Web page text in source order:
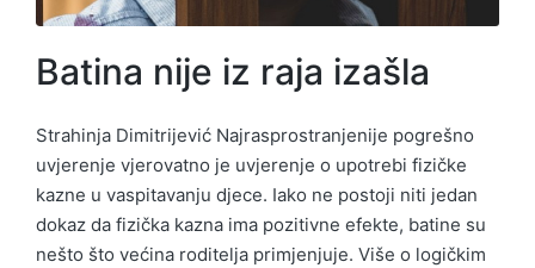
Batina nije iz raja izašla
Strahinja Dimitrijević Najrasprostranjenije pogrešno
uvjerenje vjerovatno je uvjerenje o upotrebi fizičke
kazne u vaspitavanju djece. Iako ne postoji niti jedan
dokaz da fizička kazna ima pozitivne efekte, batine su
nešto što većina roditelja primjenjuje. Više o logičkim